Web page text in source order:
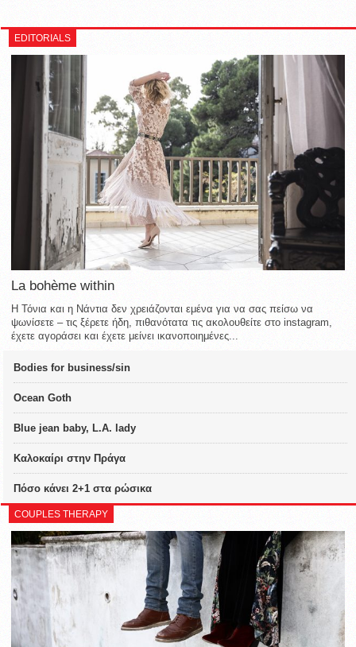
EDITORIALS
La bohème within
Η Τόνια και η Νάντια δεν χρειάζονται εμένα για να σας πείσω να
ψωνίσετε – τις ξέρετε ήδη, πιθανότατα τις ακολουθείτε στο instagram,
έχετε αγοράσει και έχετε μείνει ικανοποιημένες...
Bodies for business/sin
Ocean Goth
Blue jean baby, L.A. lady
Καλοκαίρι στην Πράγα
Πόσο κάνει 2+1 στα ρώσικα
COUPLES THERAPY